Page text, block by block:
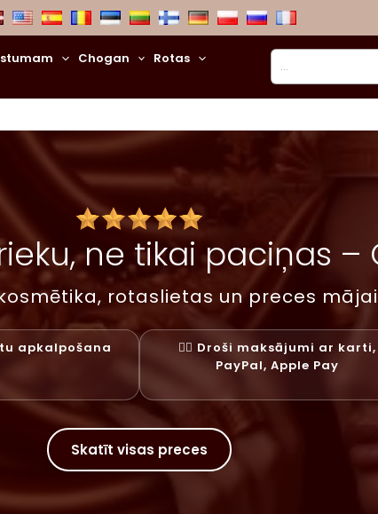
Chogan
Rotas
Meklēt
ne tikai paciņas –
rotaslietas un preces mājai
apkalpošana
✓⃝ Droši maksājumi ar karti,
PayPal, Apple Pay
Skatīt visas preces